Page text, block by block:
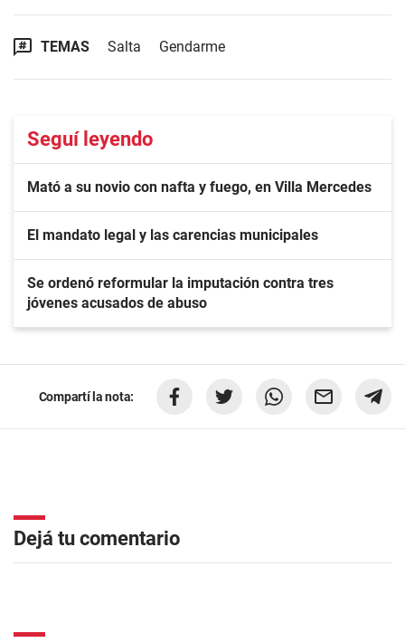
TEMAS Salta Gendarme
Seguí leyendo
Mató a su novio con nafta y fuego, en Villa Mercedes
El mandato legal y las carencias municipales
Se ordenó reformular la imputación contra tres
jóvenes acusados de abuso
Compartí la nota:
Dejá tu comentario